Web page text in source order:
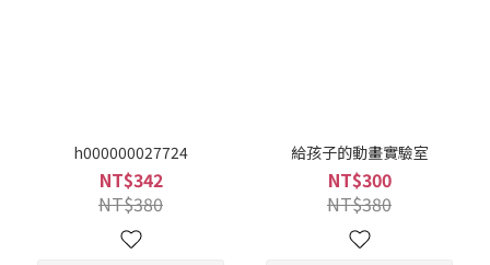
h000000027724
NT$342
NT$380
給孩子的動畫實驗室
NT$300
NT$380